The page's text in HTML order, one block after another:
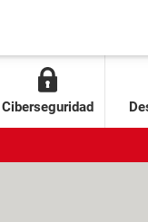
Ciberseguridad